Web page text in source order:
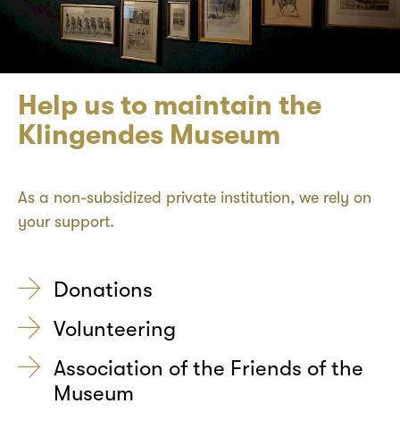
Help us to maintain the
Klingendes Museum
As a non-subsidized private institution, we rely on
your support.
Donations
Volunteering
Association of the Friends of the
Museum